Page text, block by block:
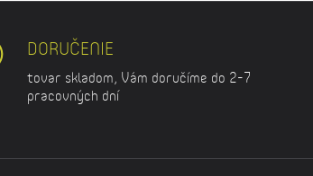
DORUČENIE
tovar skladom, Vám doručíme do 2-7
pracovných dní